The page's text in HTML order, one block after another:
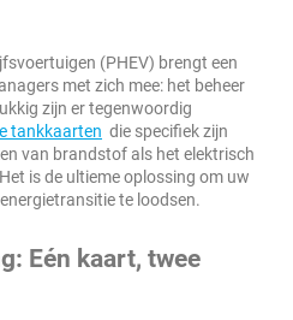
(PHEV) brengt een
met zich mee: het beheer
zijn er tegenwoordig
tankkaarten die specifiek zijn
van brandstof als het elektrisch
is de ultieme oplossing om uw
te loodsen.
Eén kaart, twee